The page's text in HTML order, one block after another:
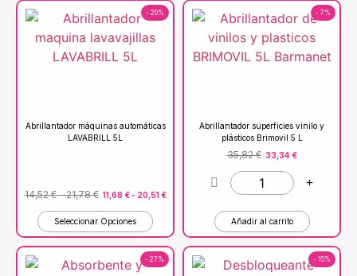
- 20%
Abrillantador máquinas automáticas
LAVABRILL 5L
14,52€ -21,78€ 11,68 € - 20,51 €
Seleccionar Opciones
- 7%
Abrillantador superficies vinilo y
plásticos Brimovil 5 L
35,82€ 33,34 €
Añadir al carrito
- 27% - 15%